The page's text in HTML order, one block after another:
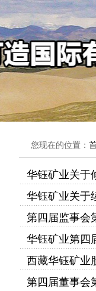
您现在的位置：
华钰矿业关于
华钰矿业关于
第四届监事会
华钰矿业第四
西藏华钰矿业
第四届董事会